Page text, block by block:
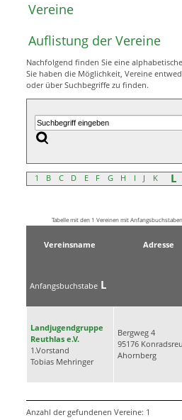
Vereine
Auflistung der Vereine
Nachfolgend finden Sie eine
Sie haben die Möglichkeit, Vereine
oder über Suchbegriffe zu finden.
1 B C D E F G H I J K L
Tabelle mit den 1 Vereinen mit Anfangsbuchstaben
Vereinsname Adresse
AnfangsbuchstabeL
Landjugendgruppe
Reuthlas e.V.
1.Vorstand
Tobias Mehringer
Bergweg 4
95176
Ahornberg
Anzahl der gefundenen Vereine: 1